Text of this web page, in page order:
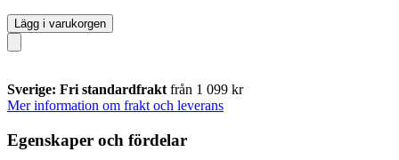
Lägg i varukorgen
Sverige: Fri standardfrakt från 1 099 kr
Mer information om frakt och leverans
Egenskaper och fördelar